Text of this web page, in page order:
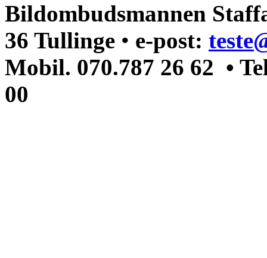
Bildombudsmannen
36 Tullinge • e-post:
Mobil. 070.787 26 62 •
00